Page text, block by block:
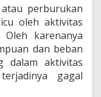
perburukan
oleh aktivitas
Oleh karenanya
dan beban
dalam aktivitas
gagal